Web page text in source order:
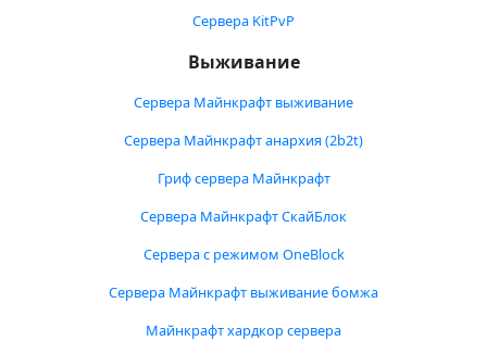
Сервера KitPvP
Выживание
Сервера Майнкрафт выживание
Сервера Майнкрафт анархия (2b2t)
Гриф сервера Майнкрафт
Сервера Майнкрафт СкайБлок
Сервера с режимом OneBlock
Сервера Майнкрафт выживание бомжа
Майнкрафт хардкор сервера